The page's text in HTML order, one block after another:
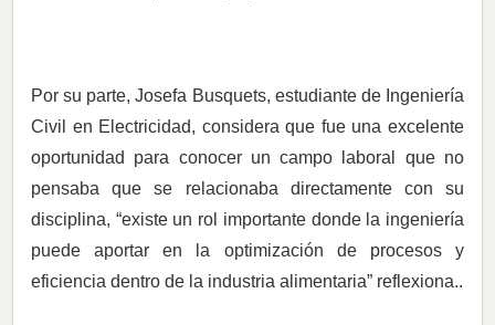
Por su parte, Josefa Busquets, estudiante de Ingeniería
Civil en Electricidad, considera que fue una excelente
oportunidad para conocer un campo laboral que no
pensaba que se relacionaba directamente con su
disciplina, “existe un rol importante donde la ingeniería
puede aportar en la optimización de procesos y
eficiencia dentro de la industria alimentaria” reflexiona..